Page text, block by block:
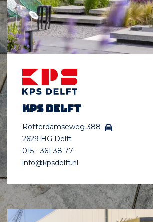
KPS Delft
Rotterdamseweg 388
2629 HG Delft
015 - 361 38 77
info@kpsdelft.nl